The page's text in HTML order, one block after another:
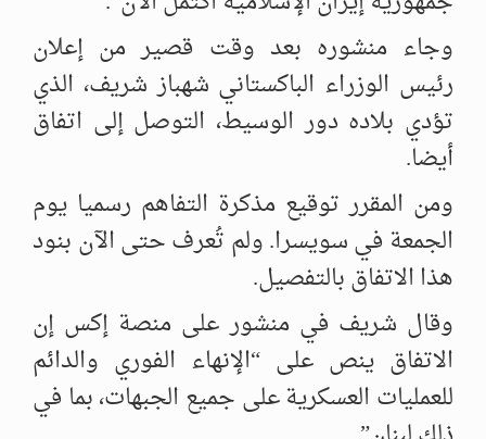
وجاء منشوره بعد وقت قصير من إعلان
رئيس الوزراء الباكستاني شهباز شريف، الذي
تؤدي بلاده دور الوسيط، التوصل إلى اتفاق
أيضا.
ومن المقرر توقيع مذكرة التفاهم رسميا يوم
الجمعة في سويسرا. ولم تُعرف حتى الآن بنود
هذا الاتفاق بالتفصيل.
وقال شريف في منشور على منصة إكس إن
الاتفاق ينص على “الإنهاء الفوري والدائم
للعمليات العسكرية على جميع الجبهات، بما في